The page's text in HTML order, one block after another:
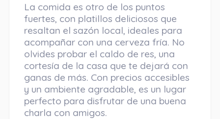
La comida es otro de los puntos
fuertes, con platillos deliciosos que
resaltan el sazón local, ideales para
acompañar con una cerveza fría. No
olvides probar el caldo de res, una
cortesía de la casa que te dejará con
ganas de más. Con precios accesibles
y un ambiente agradable, es un lugar
perfecto para disfrutar de una buena
charla con amigos.